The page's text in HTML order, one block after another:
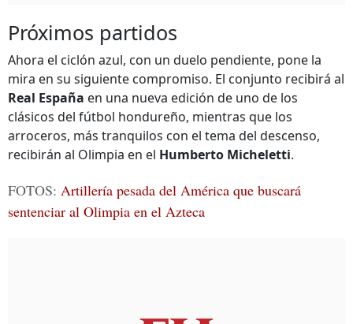
Próximos partidos
Ahora el ciclón azul, con un duelo pendiente, pone la
mira en su siguiente compromiso. El conjunto recibirá al
Real España en una nueva edición de uno de los
clásicos del fútbol hondureño, mientras que los
arroceros, más tranquilos con el tema del descenso,
recibirán al Olimpia en el Humberto Micheletti.
FOTOS: Artillería pesada del América que buscará
sentenciar al Olimpia en el Azteca